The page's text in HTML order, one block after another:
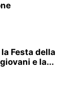
Festa della
e la...